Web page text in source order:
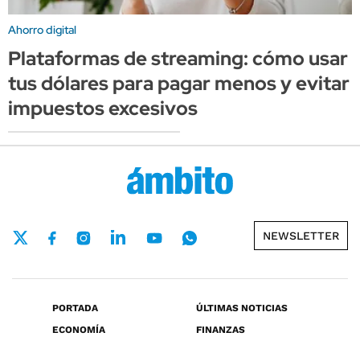
Ahorro digital
Plataformas de streaming: cómo usar
tus dólares para pagar menos y evitar
impuestos excesivos
NEWSLETTER
PORTADA
ÚLTIMAS NOTICIAS
ECONOMÍA
FINANZAS